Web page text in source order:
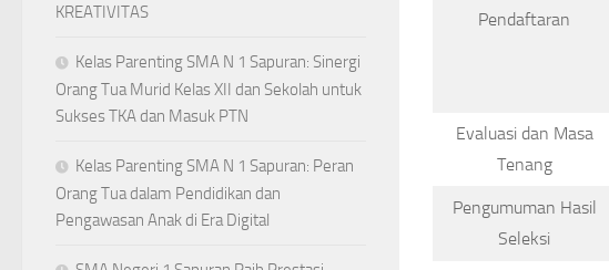
Pendaftaran
Evaluasi dan Masa
Tenang
Pengumuman Hasil
Seleksi
KREATIVITAS
Kelas Parenting SMA N 1 Sapuran: Sinergi
Orang Tua Murid Kelas XII dan Sekolah untuk
Sukses TKA dan Masuk PTN
Kelas Parenting SMA N 1 Sapuran: Peran
Orang Tua dalam Pendidikan dan
Pengawasan Anak di Era Digital